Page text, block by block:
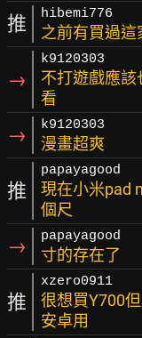
推 hibemi776
之前有買過這
→
k9120303
不打遊戲應該
看
→ k9120303
漫畫超爽
推
papayagood
現在小米pad
個尺
→ papayagood
寸的存在了
推
xzero0911
很想買Y700
安卓用